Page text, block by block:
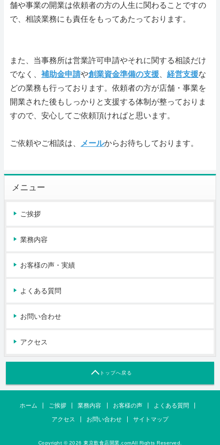
舗や事業の開業は依頼者の方の人生に関わることですの
で、相談業務にも責任をもってあたっております。
また、当事務所は営業許可申請やそれに関する相談だけ
でなく、 補助金申請や創業資金準備の支援 経営支援な
どの業務も行っております。依頼者の方が店舗・事業を
開業された後もしっかりと支援する体制が整っておりま
すので、安心してご依頼頂ければと思います。
ご依頼やご相談は、 メールからお待ちしております。
メニュー
ご挨拶
業務内容
お客様の声・実績
よくある質問
お問い合わせ
アクセス
トップへ戻る
ホーム ご挨拶 業務内容 お客様の声
よくある質問
アクセス
お問い合わせ サイトマップ
Copyright © 2026 東京飲食店開業.comAll Rights Reserved.